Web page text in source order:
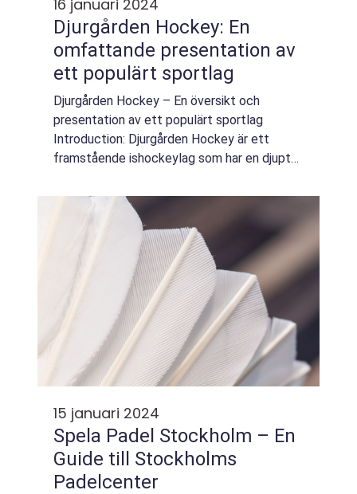
16 januari 2024
Djurgården Hockey: En
omfattande presentation av
ett populärt sportlag
Djurgården Hockey – En översikt och
presentation av ett populärt sportlag
Introduction: Djurgården Hockey är ett
framstående ishockeylag som har en djupt
grundades år 1922 och har sedan dess
utvecklats...
15 januari 2024
Spela Padel Stockholm – En
Guide till Stockholms
Padelcenter